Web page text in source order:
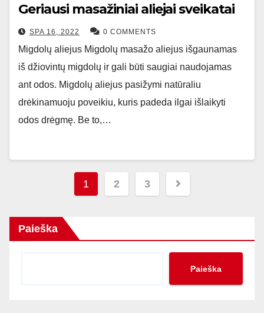
Geriausi masažiniai aliejai sveikatai
SPA 16, 2022 0 COMMENTS
Migdolų aliejus Migdolų masažo aliejus išgaunamas
iš džiovintų migdolų ir gali būti saugiai naudojamas
ant odos. Migdolų aliejus pasižymi natūraliu
drėkinamuoju poveikiu, kuris padeda ilgai išlaikyti
odos drėgmę. Be to,…
Įrašų
1 2 3
Paieška
Paieška